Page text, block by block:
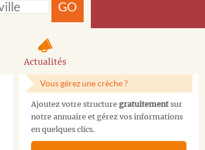
GO
Actualités
Vous gérez une crèche ?
Ajoutez votre structure gratuitementsur
notre annuaire et gérez vos informations
en quelques clics.